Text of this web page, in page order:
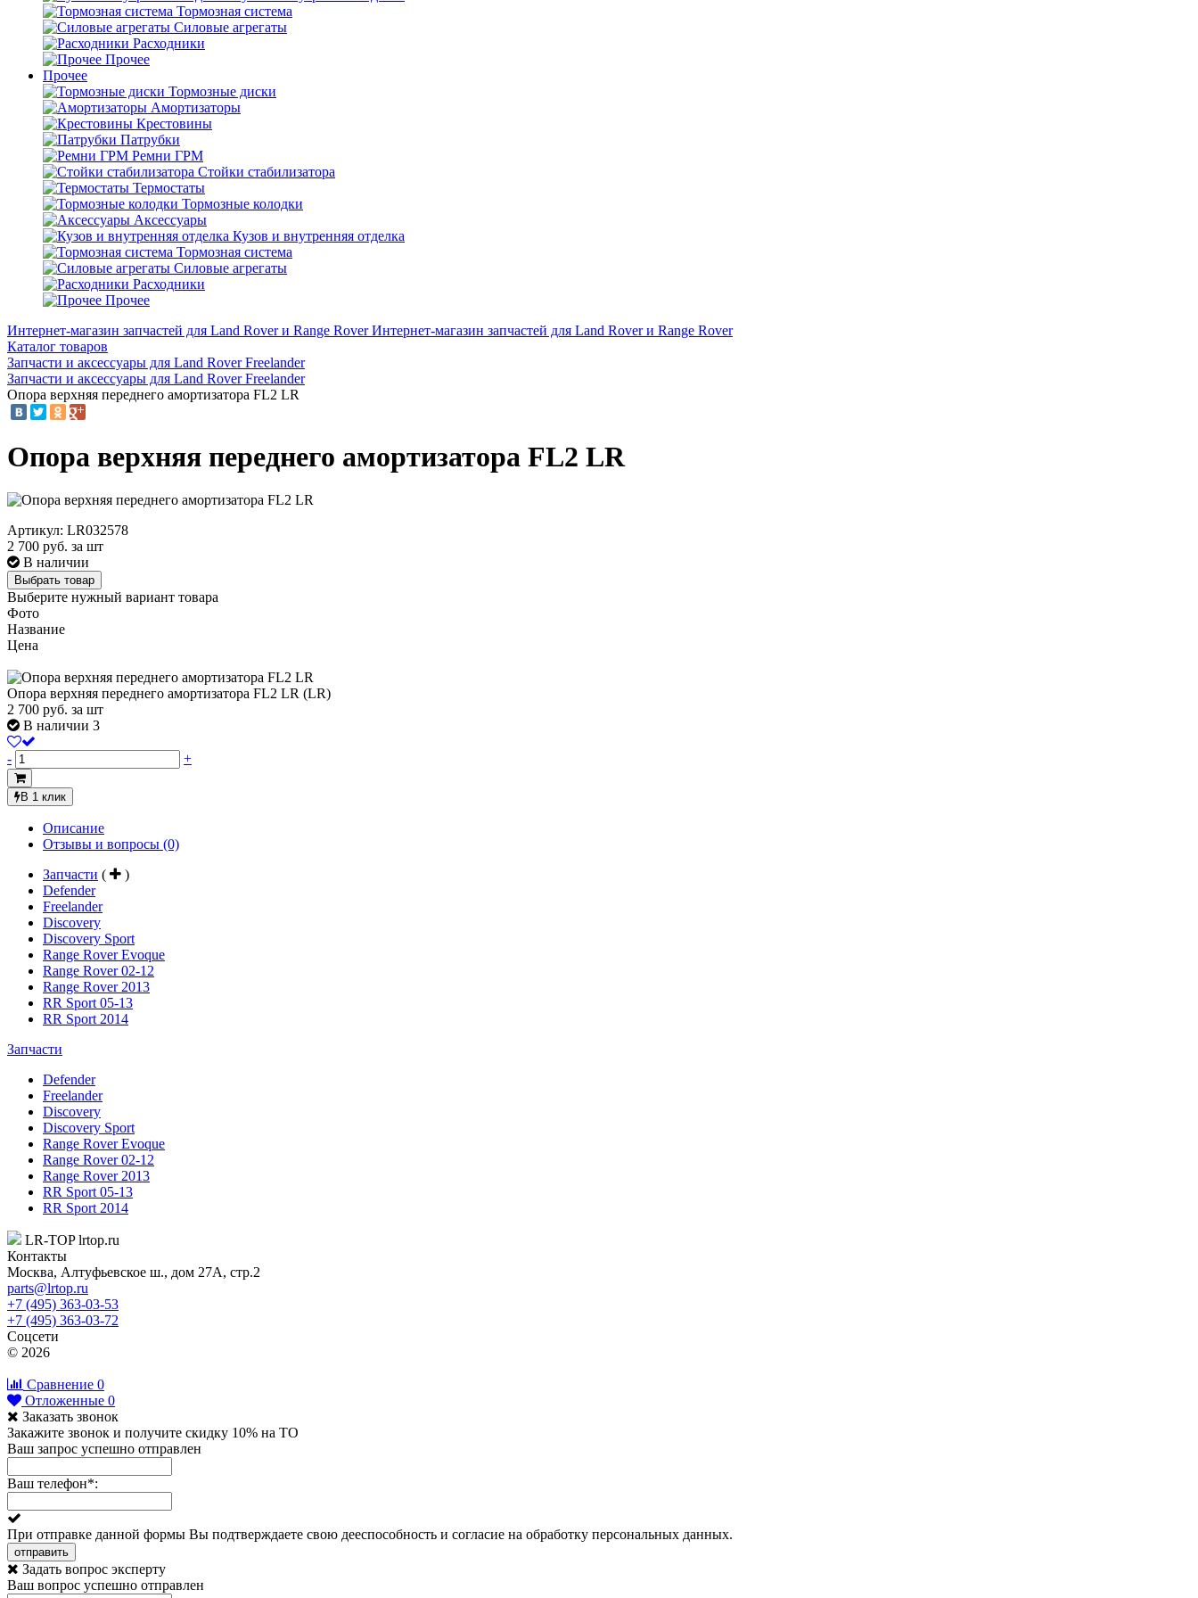
Тормозная система
Силовые агрегаты
Расходники
Прочее
Прочее
Тормозные диски
Амортизаторы
Крестовины
Патрубки
Ремни ГРМ
Стойки стабилизатора
Термостаты
Тормозные колодки
Аксессуары
Кузов и внутренняя отделка
Тормозная система
Силовые агрегаты
Расходники
Прочее
Интернет-магазин запчастей для Land Rover и Range RoverИнтернет-магазин запчастей для Land Rover и Range Rover
Каталог товаров
Запчасти и аксессуары для Land Rover Freelander
Запчасти и аксессуары для Land Rover Freelander
Опора верхняя переднего амортизатора FL2 LR
Опора верхняя переднего амортизатора FL2 LR
Артикул: LR032578
2 700 руб. за шт
В наличии
Выбрать товар
Выберите нужный вариант товара
Фото
Название
Цена
Опора верхняя переднего амортизатора FL2 LR (LR)
2 700 руб. за шт
В наличии 3
- +
В 1 клик
Описание
Отзывы и вопросы (0)
Запчасти (
)
Defender
Freelander
Discovery
Discovery Sport
Range Rover Evoque
Range Rover 02-12
Range Rover 2013
RR Sport 05-13
RR Sport 2014
Запчасти
Defender
Freelander
Discovery
Discovery Sport
Range Rover Evoque
Range Rover 02-12
Range Rover 2013
RR Sport 05-13
RR Sport 2014
LR-TOP lrtop.ru
Контакты
Москва, Алтуфьевское ш., дом 27А, стр.2
parts@lrtop.ru
+7 (495) 363-03-53
+7 (495) 363-03-72
Соцсети
© 2026
Сравнение 0
Отложенные 0
Заказать звонок
Закажите звонок и получите скидку 10% на ТО
Ваш запрос успешно отправлен
Ваш телефон*:
При отправке данной формы Вы подтверждаете свою дееспособность и согласие на обработку персональных данных.
отправить
Задать вопрос эксперту
Ваш вопрос успешно отправлен